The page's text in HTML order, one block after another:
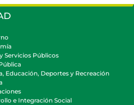
Servicios Públicos
Educación, Deportes y Recreación
e Integración Social